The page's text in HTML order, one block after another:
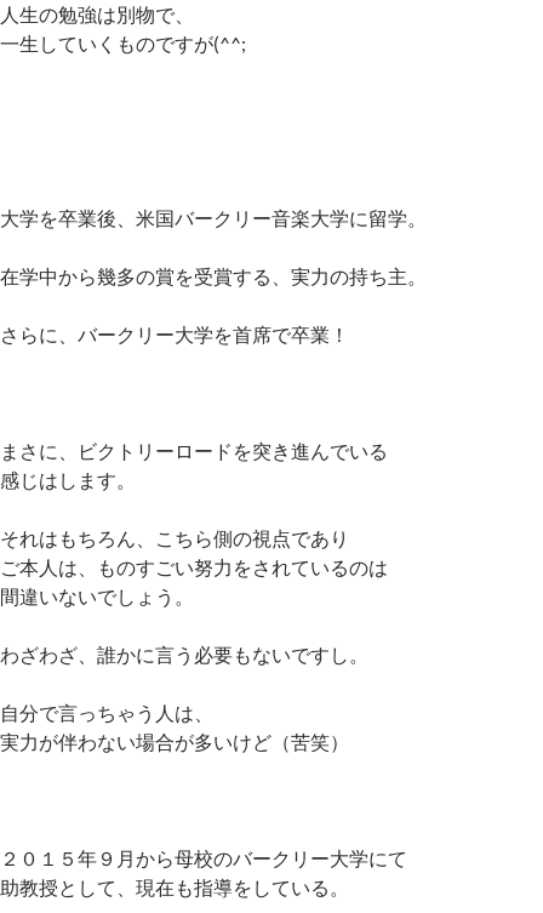
人生の勉強は別物で、
一生していくものですが(^^;
大学を卒業後、米国バークリー音楽大学に留学。
在学中から幾多の賞を受賞する、実力の持ち主。
さらに、バークリー大学を首席で卒業！
まさに、ビクトリーロードを突き進んでいる
感じはします。
それはもちろん、こちら側の視点であり
ご本人は、ものすごい努力をされているのは
間違いないでしょう。
わざわざ、誰かに言う必要もないですし。
自分で言っちゃう人は、
実力が伴わない場合が多いけど（苦笑）
２０１５年９月から母校のバークリー大学にて
助教授として、現在も指導をしている。